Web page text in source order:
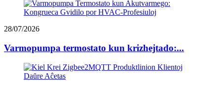
28/07/2026
Varmopumpa termostato kun krizhejtado:...